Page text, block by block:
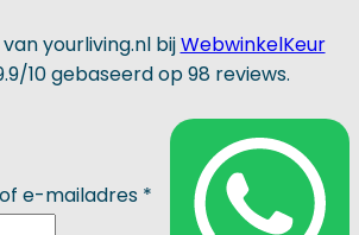
yourliving.nl bijWebwinkelKeur
10 gebaseerd op 98 reviews.
e-mailadres * Vereist